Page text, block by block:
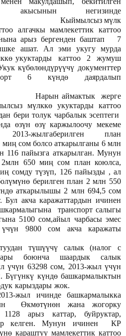
акысынын негизинде
мүлк
алгачкы мамлекеттик каттоо
арыз бергенден баштап 7
ашат. Ал эми укугу мурда
укуктарды каттоо 2 жумуш
күбөлөндүрүүчү документтер
6 күндө даярдалып
жерге
мүлккө укуктарды каттоо
бери толук чарбалык эсептеги
өзүн өзү каржылоочу мекеме
жылгаберилген план
сом болсо аткарылганы 6 млн
116 пайызга аткарылган. Мунун
2млн 650 миң сом план коюлса,
сомду түзүп, 126 пайызды , ал
берилген план 2 млн 550
аткарылышы 2 млн 694,5 сом
акча каражаттардын ичинен
транспорт салыгы
5100 сом,айыл чарбасы эмес
9800 сом акча каражаты
түшүүчү салык (налог с
боюнча шаардык салык
үчүн 63298 сом, 2013-жыл үчүн
Бүгүнкү күндө башкармалыктын
карыздары жок.
жыл ичинде башкармалыкка
Өкмөтүнөн жана жогорку
арыз каттар, буйруктар,
келген. Мунун ичинен КР
караштуу мамлекеттик каттоо